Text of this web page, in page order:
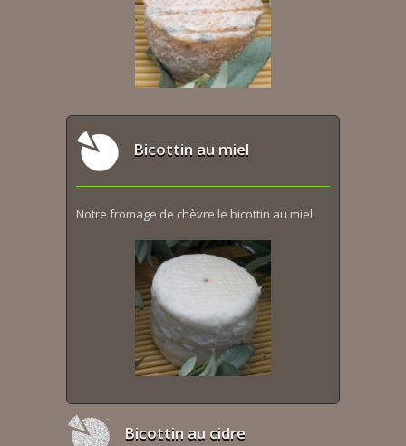
Bicottin au miel
Notre fromage de chèvre le bicottin au miel.
Bicottin au cidre